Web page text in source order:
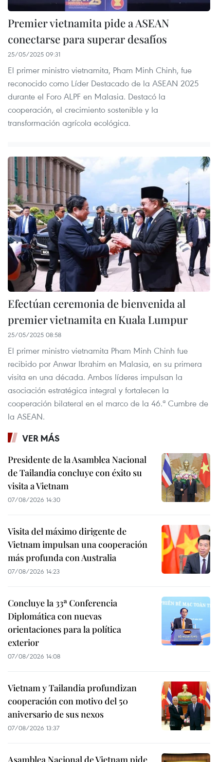
Premier vietnamita pide a ASEAN
conectarse para superar desafíos
25/05/2025 09:31
El primer ministro vietnamita, Pham Minh Chinh, fue
reconocido como Líder Destacado de la ASEAN 2025
durante el Foro ALPF en Malasia. Destacó la
cooperación, el crecimiento sostenible y la
transformación agrícola ecológica.
Efectúan ceremonia de bienvenida al
premier vietnamita en Kuala Lumpur
25/05/2025 08:58
El primer ministro vietnamita Pham Minh Chinh fue
recibido por Anwar Ibrahim en Malasia, en su primera
visita en una década. Ambos líderes impulsan la
asociación estratégica integral y fortalecen la
cooperación bilateral en el marco de la 46.ª Cumbre de
la ASEAN.
VER MÁS
Presidente de la Asamblea Nacional
de Tailandia concluye con éxito su
visita a Vietnam
07/08/2026 14:30
Visita del máximo dirigente de
Vietnam impulsan una cooperación
más profunda con Australia
07/08/2026 14:23
Concluye la 33ª Conferencia
Diplomática con nuevas
orientaciones para la política
exterior
07/08/2026 14:08
Vietnam y Tailandia profundizan
cooperación con motivo del 50
aniversario de sus nexos
07/08/2026 13:37